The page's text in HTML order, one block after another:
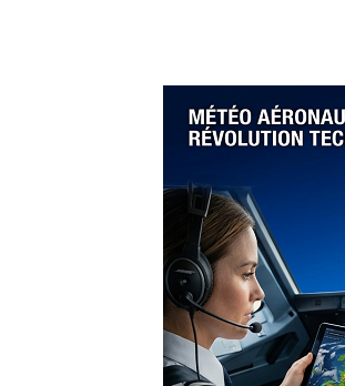
accueille le « 9-